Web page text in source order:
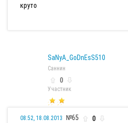
круто
SaNyA_GoDnEsS510
Саннин
0
Участник
08:52, 18.08.2013 №65 0